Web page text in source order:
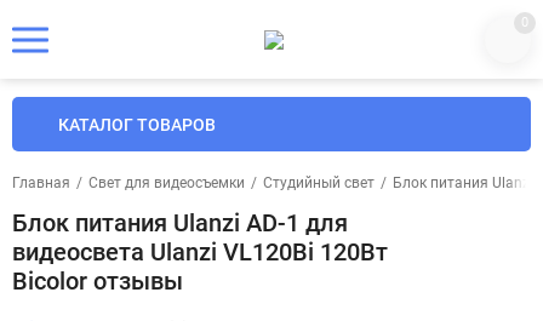
0
КАТАЛОГ ТОВАРОВ
Главная / Свет для видеосъемки / Студийный свет / Блок питания Ulanzi
Блок питания Ulanzi AD-1 для
видеосвета Ulanzi VL120Bi 120Вт
Bicolor отзывы